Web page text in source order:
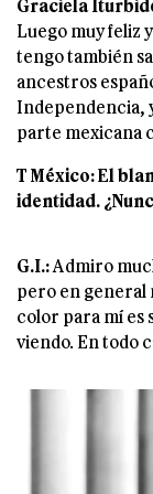
Graciela
Luego muy feliz
tengo también
ancestros
Independencia,
parte mexicana
T México: El
identidad.
G.I.:Admiro
pero en general
color para mí es
viendo. En todo